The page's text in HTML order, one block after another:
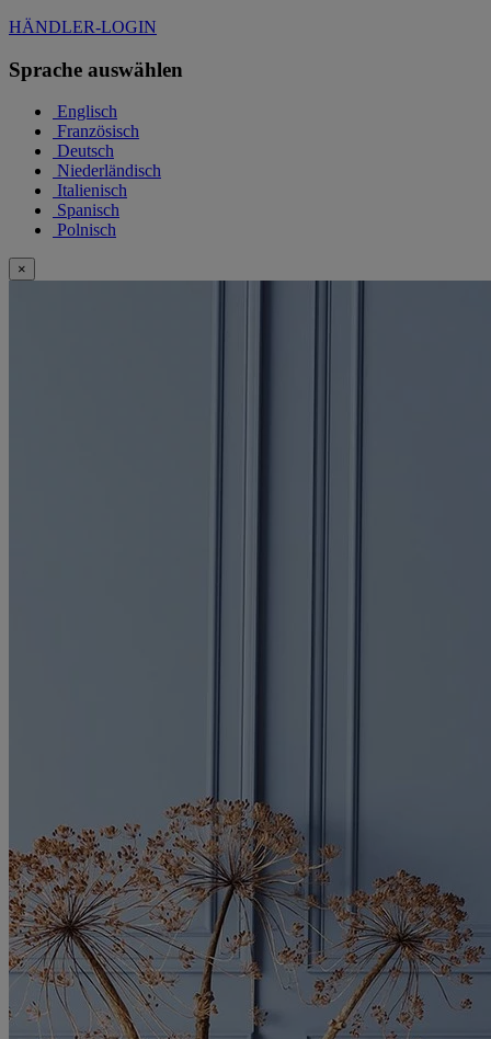
HÄNDLER-LOGIN
Sprache auswählen
Englisch
Französisch
Deutsch
Niederländisch
Italienisch
Spanisch
Polnisch
×